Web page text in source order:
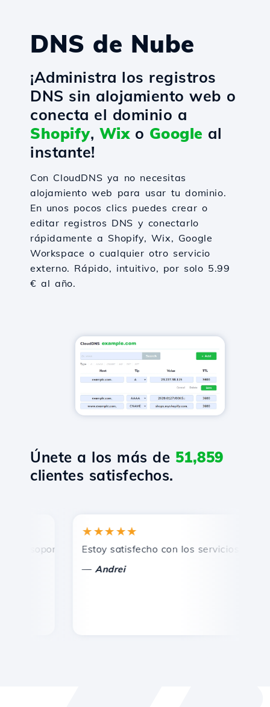
DNS de Nube
¡Administra los registros
DNS sin alojamiento web o
conecta el dominio a
Shopify, Wixo Google al
instante!
Con CloudDNS ya no necesitas
alojamiento web para usar tu dominio.
En unos pocos clics puedes crear o
editar registros DNS y conectarlo
rápidamente a Shopify, Wix, Google
Workspace o cualquier otro servicio
externo. Rápido, intuitivo, por solo 5.99
€ al año.
Únete a los más de 51,859
clientes satisfechos.
soporte técnico rápido y eficiente.
★★★★★
Estoy satisfecho con los servicios
Andrei